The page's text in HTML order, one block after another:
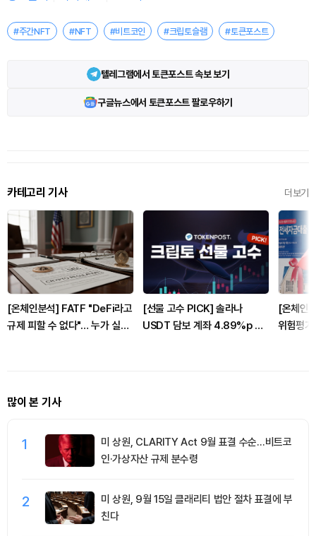
#주간NFT #NFT #비트코인 #크립토슬램 #토큰포스트
텔레그램에서 토큰포스트 속보 보기
구글뉴스에서 토큰포스트 팔로우하기
카테고리 기사 더보기
[온체인분석] FATF "DeFi라고
규제 피할 수 없다"… 누가 실제
[선물 고수 PICK] 솔라나
USDT 담보 계좌 4.89%p 급
[온체인
위험평
많이 본 기사
1
미 상원, CLARITY Act 9월 표결 수순…비트코
인·가상자산 규제 분수령
2
미 상원, 9월 15일 클래리티 법안 절차 표결에 부
친다